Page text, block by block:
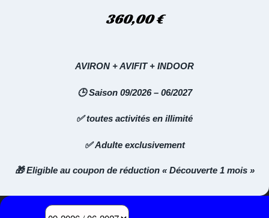
360,00€
AVIRON + AVIFIT + INDOOR
🕒 Saison 09/2026 – 06/2027
✅ toutes activités en illimité
✅ Adulte exclusivement
🎁 Eligible au coupon de réduction « Découverte 1 mois »